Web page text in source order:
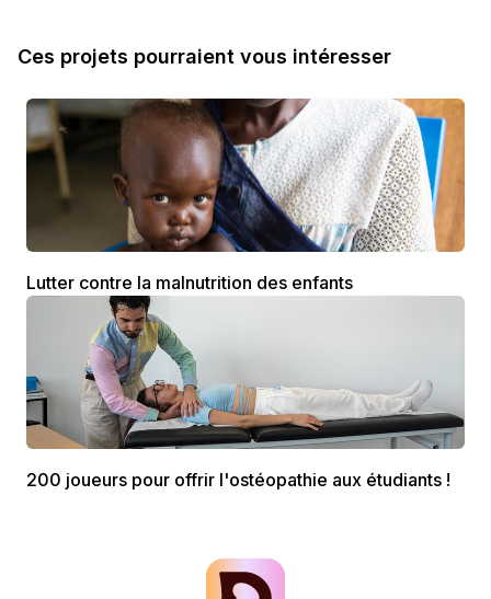
Ces projets pourraient vous intéresser
Lutter contre la malnutrition des enfants
200 joueurs pour offrir l'ostéopathie aux étudiants !